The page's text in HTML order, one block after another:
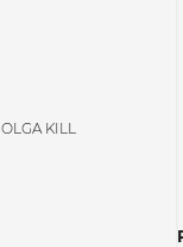
OLGA KILL